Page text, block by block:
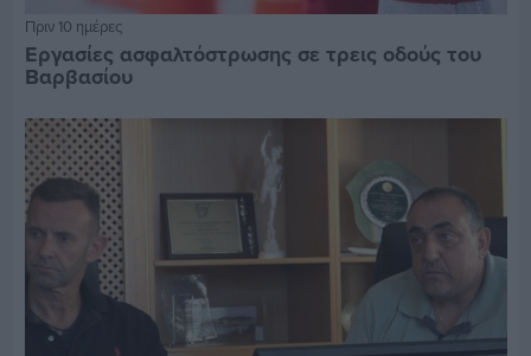
Πριν 10 ημέρες
Εργασίες ασφαλτόστρωσης σε τρεις οδούς του
Βαρβασίου